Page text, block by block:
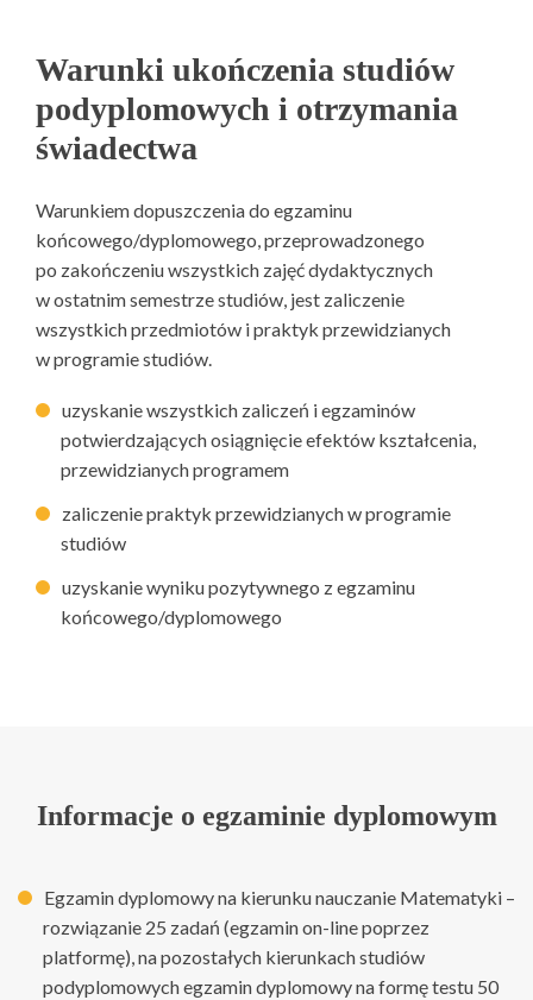
Warunki ukończenia studiów
podyplomowych i otrzymania
świadectwa
Warunkiem dopuszczenia do egzaminu
końcowego/dyplomowego, przeprowadzonego
po zakończeniu wszystkich zajęć dydaktycznych
w ostatnim semestrze studiów, jest zaliczenie
wszystkich przedmiotów i praktyk przewidzianych
w programie studiów.
uzyskanie wszystkich zaliczeń i egzaminów
potwierdzających osiągnięcie efektów kształcenia,
przewidzianych programem
zaliczenie praktyk przewidzianych w programie
studiów
uzyskanie wyniku pozytywnego z egzaminu
końcowego/dyplomowego
Informacje o egzaminie dyplomowym
Egzamin dyplomowy na kierunku nauczanie Matematyki –
rozwiązanie 25 zadań (egzamin on-line poprzez
platformę), na pozostałych kierunkach studiów
podyplomowych egzamin dyplomowy na formę testu 50